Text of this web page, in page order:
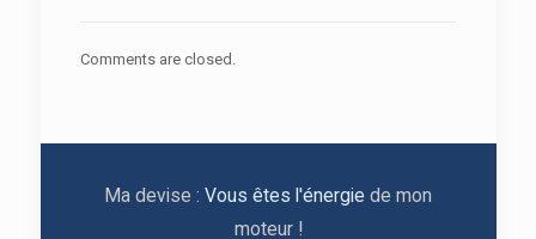
Comments are closed.
Ma devise : Vous êtes l'énergie de mon
moteur !